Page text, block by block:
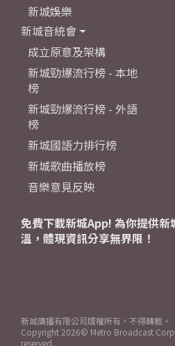
新城娛樂
新城音統會
成立原意及架構
新城勁爆流行榜 - 本地
榜
新城勁爆流行榜 - 外語
榜
新城國語力排行榜
新城歌曲播放榜
音樂意見反映
免費下載新城App! 為你提供新
溫，體現資訊分享無界限！
新城廣播有限公司版權所有，不得轉載。
Copyright 2026© Metro Broadcast
reserved.